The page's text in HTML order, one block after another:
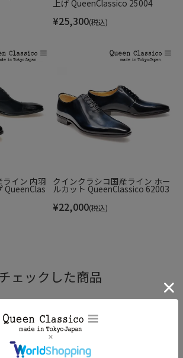
が際立ち、履くほどに深みと艶が増して
革の魅力を存分に味わえます。
上げ QueenClassico 25004
¥25,300(税込)
イン 内羽
QueenClas
クインクラシコ国産ライン ホー
ルカット QueenClassico 62003
¥22,000(税込)
ェックした商品
RANKING